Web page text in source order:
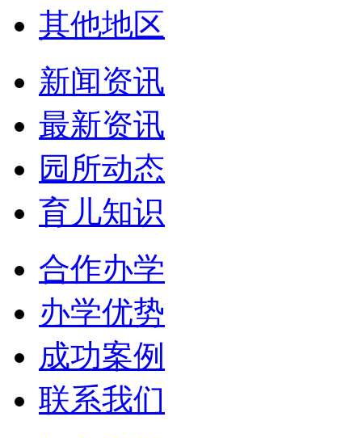
其他地区
新闻资讯
最新资讯
园所动态
育儿知识
合作办学
办学优势
成功案例
联系我们